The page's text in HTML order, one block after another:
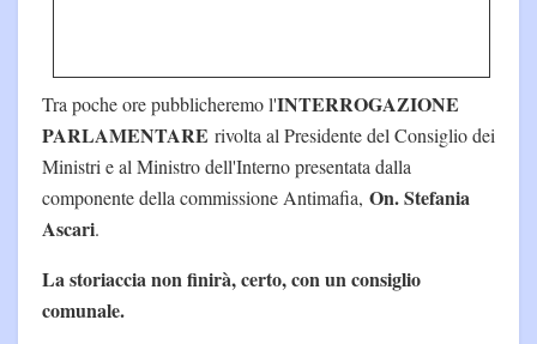
Tra poche ore pubblicheremo l'INTERROGAZIONE
PARLAMENTARE rivolta al Presidente del Consiglio dei
Ministri e al Ministro dell'Interno presentata dalla
componente della commissione Antimafia, On. Stefania
Ascari.
La storiaccia non finirà, certo, con un consiglio
comunale.